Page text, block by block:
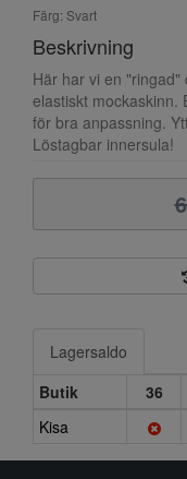
Färg: Svart
Beskrivning
Här har vi en
elastiskt mockaskinn.
för bra anpassning.
Löstagbar innersula!
Lagersaldo
Butik
36
Kisa